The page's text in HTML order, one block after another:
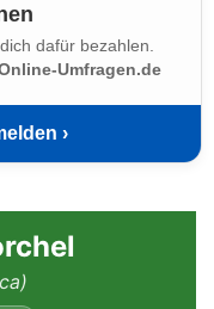
dafür bezahlen.
Umfragen.de
›